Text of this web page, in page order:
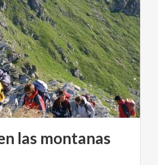
las montanas